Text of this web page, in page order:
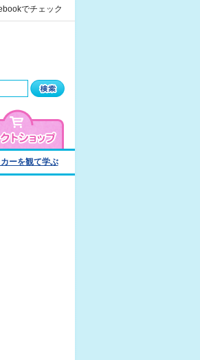
でチェック
ーを観て学ぶ